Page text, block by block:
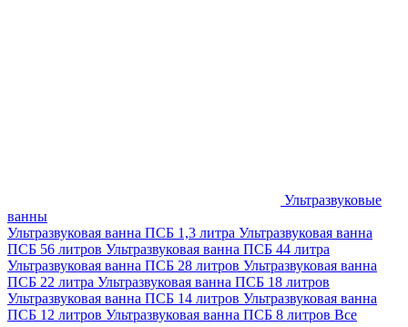
Ультразвуковые
ванны
Ультразвуковая ванна ПСБ 1,3 литра Ультразвуковая ванна
ПСБ 56 литров Ультразвуковая ванна ПСБ 44 литра
Ультразвуковая ванна ПСБ 28 литров Ультразвуковая ванна
ПСБ 22 литра Ультразвуковая ванна ПСБ 18 литров
Ультразвуковая ванна ПСБ 14 литров Ультразвуковая ванна
ПСБ 12 литров Ультразвуковая ванна ПСБ 8 литров Все